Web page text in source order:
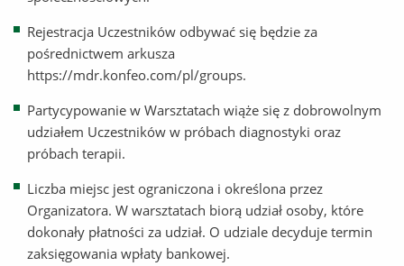
Rejestracja Uczestników odbywać się będzie za
pośrednictwem arkusza
https://mdr.konfeo.com/pl/groups.
Partycypowanie w Warsztatach wiąże się z dobrowolnym
udziałem Uczestników w próbach diagnostyki oraz
próbach terapii.
Liczba miejsc jest ograniczona i określona przez
Organizatora. W warsztatach biorą udział osoby, które
dokonały płatności za udział. O udziale decyduje termin
zaksięgowania wpłaty bankowej.